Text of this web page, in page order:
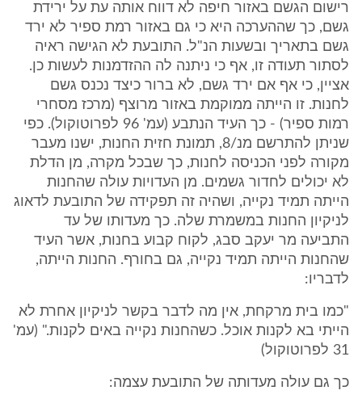
רישום הגשם באזור חיפה לא דווח אותה עת על ירידת
גשם, כך שההערכה היא כי גם באזור רמת ספיר לא ירד
גשם בתאריך ובשעות הנ"ל. התובעת לא הגישה ראיה
לסתור תעודה זו, אף כי ניתנה לה ההזדמנות לעשות כן.
אציין, כי אף אם ירד גשם, לא ברור כיצד נכנס גשם
לחנות. זו הייתה ממוקמת באזור מרוצף (מרכז מסחרי
רמות ספיר) - כך העיד הנתבע (עמ' 96 לפרוטוקול). כפי
שניתן להתרשם מנ/8, תמונת חזית החנות, ישנו מעבר
מקורה לפני הכניסה לחנות, כך שבכל מקרה, מן הדלת
לא יכולים לחדור גשמים. מן העדויות עולה שהחנות
הייתה תמיד נקייה, ושהיה זה תפקידה של התובעת לדאוג
לניקיון החנות במשמרת שלה. כך מעדותו של עד
התביעה מר יעקב סבג, לקוח קבוע בחנות, אשר העיד
שהחנות הייתה תמיד נקייה, גם בחורף. החנות הייתה,
לדבריו:
"כמו בית מרקחת, אין מה לדבר בקשר לניקיון אחרת לא
הייתי בא לקנות אוכל. כשהחנות נקייה באים לקנות." (עמ'
31 לפרוטוקול)
כך גם עולה מעדותה של התובעת עצמה: